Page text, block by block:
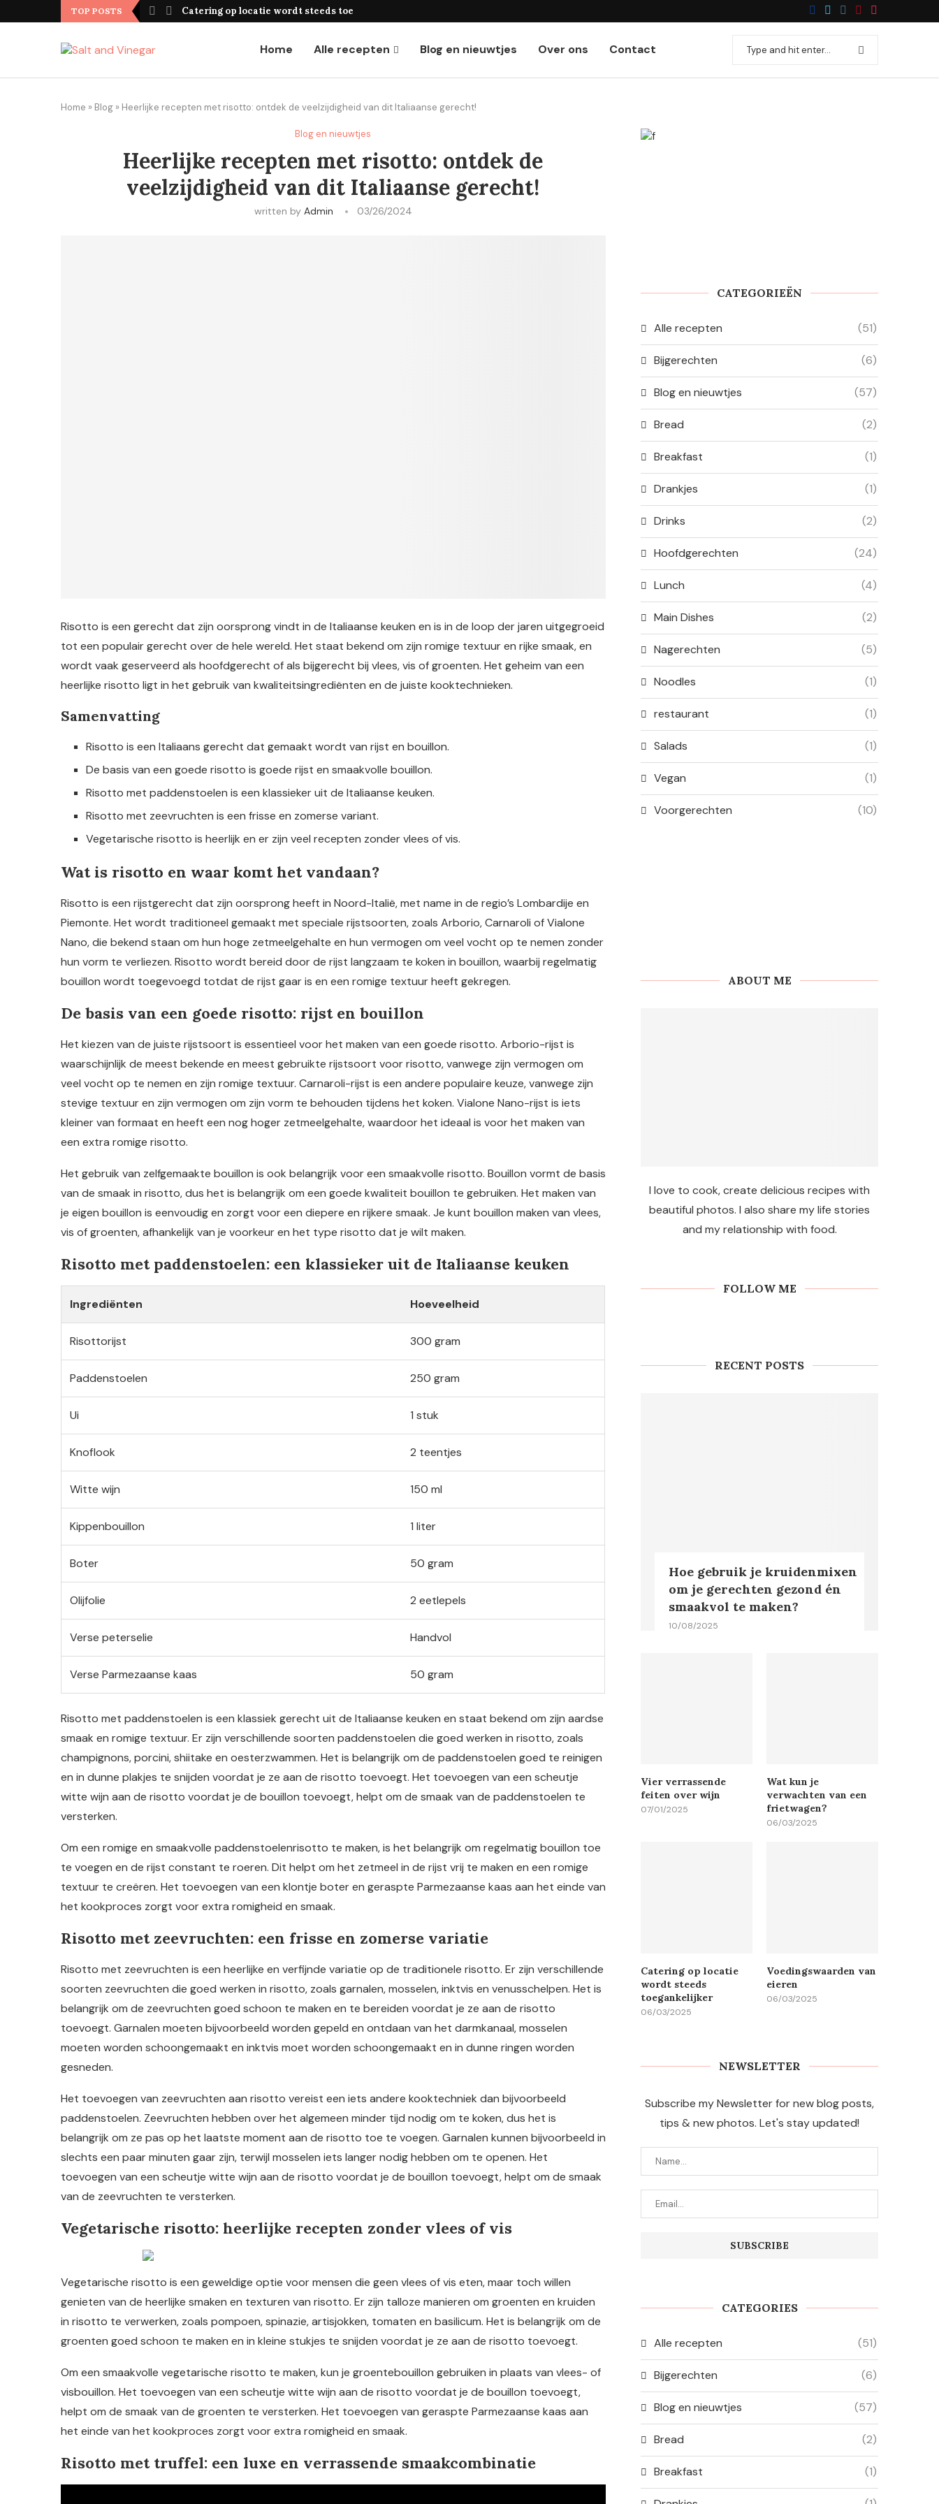
TOP POSTS
een frietwagen? Catering op locatie wordt steeds toegankelijker Gedroogde mozzarella in jouw
Home Alle recepten Blog en nieuwtjes Over ons Contact
Home » Blog » Heerlijke recepten met risotto: ontdek de veelzijdigheid van dit Italiaanse gerecht!
Blog en nieuwtjes
Heerlijke recepten met risotto: ontdek de
veelzijdigheid van dit Italiaanse gerecht!
written by Admin 03/26/2024
Risotto is een gerecht dat zijn oorsprong vindt in de Italiaanse keuken en is in de loop der jaren uitgegroeid
tot een populair gerecht over de hele wereld. Het staat bekend om zijn romige textuur en rijke smaak, en
wordt vaak geserveerd als hoofdgerecht of als bijgerecht bij vlees, vis of groenten. Het geheim van een
heerlijke risotto ligt in het gebruik van kwaliteitsingrediënten en de juiste kooktechnieken.
Samenvatting
Risotto is een Italiaans gerecht dat gemaakt wordt van rijst en bouillon.
De basis van een goede risotto is goede rijst en smaakvolle bouillon.
Risotto met paddenstoelen is een klassieker uit de Italiaanse keuken.
Risotto met zeevruchten is een frisse en zomerse variant.
Vegetarische risotto is heerlijk en er zijn veel recepten zonder vlees of vis.
Wat is risotto en waar komt het vandaan?
Risotto is een rijstgerecht dat zijn oorsprong heeft in Noord-Italië, met name in de regio’s Lombardije en
Piemonte. Het wordt traditioneel gemaakt met speciale rijstsoorten, zoals Arborio, Carnaroli of Vialone
Nano, die bekend staan om hun hoge zetmeelgehalte en hun vermogen om veel vocht op te nemen zonder
hun vorm te verliezen. Risotto wordt bereid door de rijst langzaam te koken in bouillon, waarbij regelmatig
bouillon wordt toegevoegd totdat de rijst gaar is en een romige textuur heeft gekregen.
De basis van een goede risotto: rijst en bouillon
Het kiezen van de juiste rijstsoort is essentieel voor het maken van een goede risotto. Arborio-rijst is
waarschijnlijk de meest bekende en meest gebruikte rijstsoort voor risotto, vanwege zijn vermogen om
veel vocht op te nemen en zijn romige textuur. Carnaroli-rijst is een andere populaire keuze, vanwege zijn
stevige textuur en zijn vermogen om zijn vorm te behouden tijdens het koken. Vialone Nano-rijst is iets
kleiner van formaat en heeft een nog hoger zetmeelgehalte, waardoor het ideaal is voor het maken van
een extra romige risotto.
Het gebruik van zelfgemaakte bouillon is ook belangrijk voor een smaakvolle risotto. Bouillon vormt de basis
van de smaak in risotto, dus het is belangrijk om een goede kwaliteit bouillon te gebruiken. Het maken van
je eigen bouillon is eenvoudig en zorgt voor een diepere en rijkere smaak. Je kunt bouillon maken van vlees,
vis of groenten, afhankelijk van je voorkeur en het type risotto dat je wilt maken.
Risotto met paddenstoelen: een klassieker uit de Italiaanse keuken
Ingrediënten Hoeveelheid
Risottorijst 300 gram
Paddenstoelen 250 gram
Ui 1 stuk
Knoflook 2 teentjes
Witte wijn 150 ml
Kippenbouillon 1 liter
Boter 50 gram
Olijfolie 2 eetlepels
Verse peterselie Handvol
Verse Parmezaanse kaas 50 gram
Risotto met paddenstoelen is een klassiek gerecht uit de Italiaanse keuken en staat bekend om zijn aardse
smaak en romige textuur. Er zijn verschillende soorten paddenstoelen die goed werken in risotto, zoals
champignons, porcini, shiitake en oesterzwammen. Het is belangrijk om de paddenstoelen goed te reinigen
en in dunne plakjes te snijden voordat je ze aan de risotto toevoegt. Het toevoegen van een scheutje
witte wijn aan de risotto voordat je de bouillon toevoegt, helpt om de smaak van de paddenstoelen te
versterken.
Om een romige en smaakvolle paddenstoelenrisotto te maken, is het belangrijk om regelmatig bouillon toe
te voegen en de rijst constant te roeren. Dit helpt om het zetmeel in de rijst vrij te maken en een romige
textuur te creëren. Het toevoegen van een klontje boter en geraspte Parmezaanse kaas aan het einde van
het kookproces zorgt voor extra romigheid en smaak.
Risotto met zeevruchten: een frisse en zomerse variatie
Risotto met zeevruchten is een heerlijke en verfijnde variatie op de traditionele risotto. Er zijn verschillende
soorten zeevruchten die goed werken in risotto, zoals garnalen, mosselen, inktvis en venusschelpen. Het is
belangrijk om de zeevruchten goed schoon te maken en te bereiden voordat je ze aan de risotto
toevoegt. Garnalen moeten bijvoorbeeld worden gepeld en ontdaan van het darmkanaal, mosselen
moeten worden schoongemaakt en inktvis moet worden schoongemaakt en in dunne ringen worden
gesneden.
Het toevoegen van zeevruchten aan risotto vereist een iets andere kooktechniek dan bijvoorbeeld
paddenstoelen. Zeevruchten hebben over het algemeen minder tijd nodig om te koken, dus het is
belangrijk om ze pas op het laatste moment aan de risotto toe te voegen. Garnalen kunnen bijvoorbeeld in
slechts een paar minuten gaar zijn, terwijl mosselen iets langer nodig hebben om te openen. Het
toevoegen van een scheutje witte wijn aan de risotto voordat je de bouillon toevoegt, helpt om de smaak
van de zeevruchten te versterken.
Vegetarische risotto: heerlijke recepten zonder vlees of vis
Vegetarische risotto is een geweldige optie voor mensen die geen vlees of vis eten, maar toch willen
genieten van de heerlijke smaken en texturen van risotto. Er zijn talloze manieren om groenten en kruiden
in risotto te verwerken, zoals pompoen, spinazie, artisjokken, tomaten en basilicum. Het is belangrijk om de
groenten goed schoon te maken en in kleine stukjes te snijden voordat je ze aan de risotto toevoegt.
Om een smaakvolle vegetarische risotto te maken, kun je groentebouillon gebruiken in plaats van vlees- of
visbouillon. Het toevoegen van een scheutje witte wijn aan de risotto voordat je de bouillon toevoegt,
helpt om de smaak van de groenten te versterken. Het toevoegen van geraspte Parmezaanse kaas aan
het einde van het kookproces zorgt voor extra romigheid en smaak.
Risotto met truffel: een luxe en verrassende smaakcombinatie
CATEGORIEËN
Alle recepten (51)
Bijgerechten (6)
Blog en nieuwtjes (57)
Bread (2)
Breakfast (1)
Drankjes (1)
Drinks (2)
Hoofdgerechten (24)
Lunch (4)
Main Dishes (2)
Nagerechten (5)
Noodles (1)
restaurant (1)
Salads (1)
Vegan (1)
Voorgerechten (10)
ABOUT ME
I love to cook, create delicious recipes with
beautiful photos. I also share my life stories
and my relationship with food.
FOLLOW ME
RECENT POSTS
Hoe gebruik je kruidenmixen
om je gerechten gezond én
smaakvol te maken?
10/08/2025
Vier verrassende
feiten over wijn
07/01/2025
Wat kun je
verwachten van een
frietwagen?
06/03/2025
Catering op locatie
wordt steeds
toegankelijker
06/03/2025
Voedingswaarden van
eieren
06/03/2025
NEWSLETTER
Subscribe my Newsletter for new blog posts,
tips & new photos. Let's stay updated!
CATEGORIES
Alle recepten (51)
Bijgerechten (6)
Blog en nieuwtjes (57)
Bread (2)
Breakfast (1)